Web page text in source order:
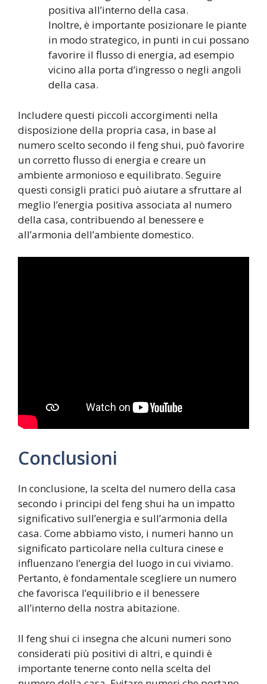
positiva all’interno della casa.
Inoltre, è importante posizionare le piante
in modo strategico, in punti in cui possano
favorire il flusso di energia, ad esempio
vicino alla porta d’ingresso o negli angoli
della casa.
Includere questi piccoli accorgimenti nella
disposizione della propria casa, in base al
numero scelto secondo il feng shui, può favorire
un corretto flusso di energia e creare un
ambiente armonioso e equilibrato. Seguire
questi consigli pratici può aiutare a sfruttare al
meglio l’energia positiva associata al numero
della casa, contribuendo al benessere e
all’armonia dell’ambiente domestico.
Conclusioni
In conclusione, la scelta del numero della casa
secondo i principi del feng shui ha un impatto
significativo sull’energia e sull’armonia della
casa. Come abbiamo visto, i numeri hanno un
significato particolare nella cultura cinese e
influenzano l’energia del luogo in cui viviamo.
Pertanto, è fondamentale scegliere un numero
che favorisca l’equilibrio e il benessere
all’interno della nostra abitazione.
Il feng shui ci insegna che alcuni numeri sono
considerati più positivi di altri, e quindi è
importante tenerne conto nella scelta del